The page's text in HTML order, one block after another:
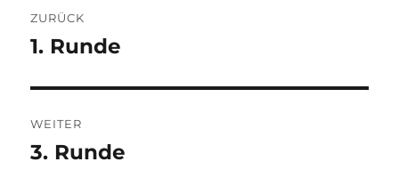
ZURÜCK
Vorheriger
1. Runde
WEITER
Nächster
3. Runde